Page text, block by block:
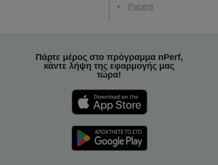
Patarrá
Πάρτε μέρος στο πρόγραμμα nPerf,
κάντε λήψη της εφαρμογής μας
τώρα!